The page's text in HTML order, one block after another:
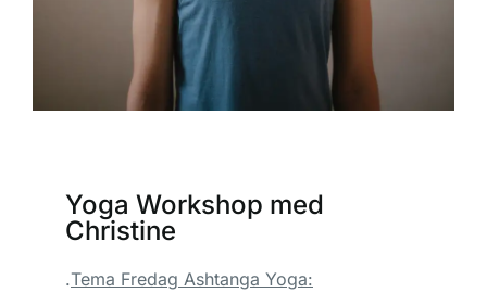
Yoga Workshop med
Christine
.Tema Fredag Ashtanga Yoga: